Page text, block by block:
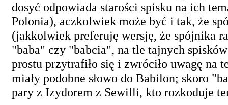
dosyć odpowiada starości spisku na ich
Polonia), aczkolwiek może być i tak, że
(jakkolwiek preferuję wersję, że spójnika
"baba" czy "babcia", na tle tajnych
prostu przytrafiło się i zwróciło uwagę na
miały podobne słowo do Babilon; skoro
pary z Izydorem z Sewilli, kto rozkoduje